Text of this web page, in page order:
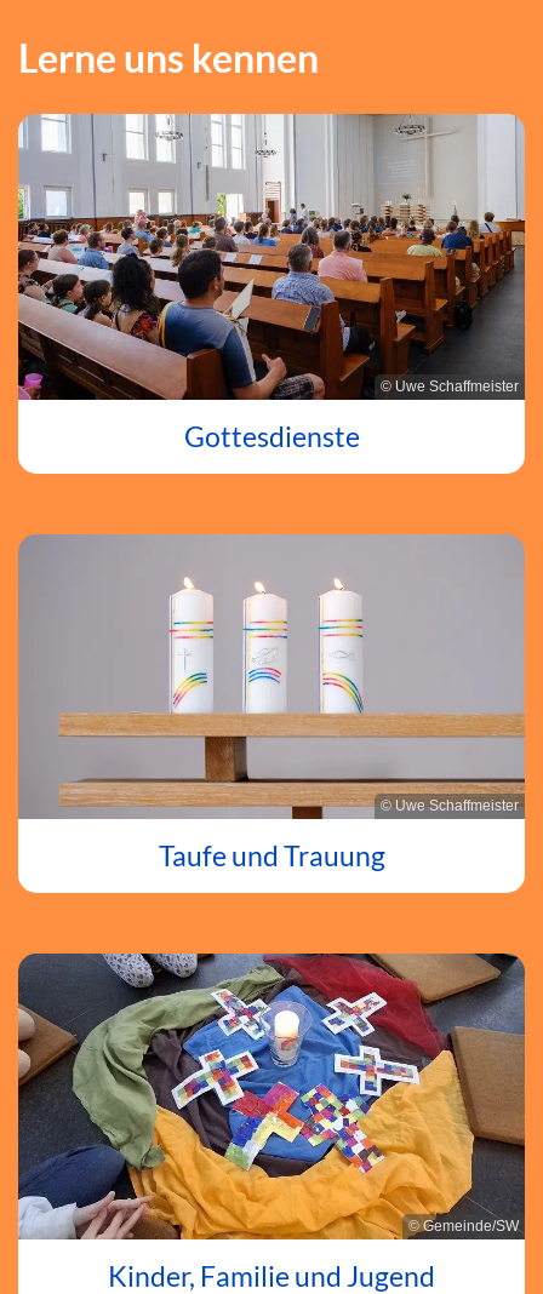
Lerne uns kennen
© Uwe Schaffmeister
Gottesdienste
© Uwe Schaffmeister
Taufe und Trauung
© Gemeinde/SW
Kinder, Familie und Jugend